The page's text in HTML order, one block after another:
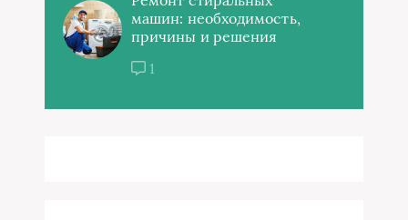
машин: необходимость,
причины и решения
1